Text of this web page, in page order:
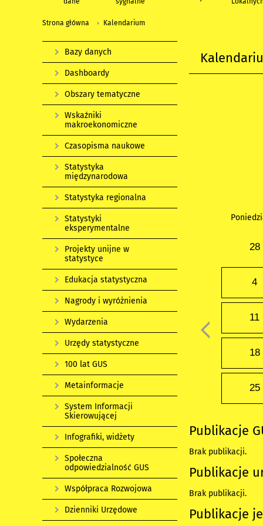
Strona główna Kalendarium
28
4
11
18
25
Publikacje
Brak publikacji.
Publikacje
Brak publikacji.
Publikacje
Bazy danych
Dashboardy
Obszary tematyczne
Wskaźniki
makroekonomiczne
Czasopisma naukowe
Statystyka
międzynarodowa
Statystyka regionalna
Statystyki
eksperymentalne
Projekty unijne w
statystyce
Edukacja statystyczna
Nagrody i wyróżnienia
Wydarzenia
Urzędy statystyczne
100 lat GUS
Metainformacje
System Informacji
Skierowującej
Infografiki, widżety
Społeczna
odpowiedzialność GUS
Współpraca Rozwojowa
Dzienniki Urzędowe